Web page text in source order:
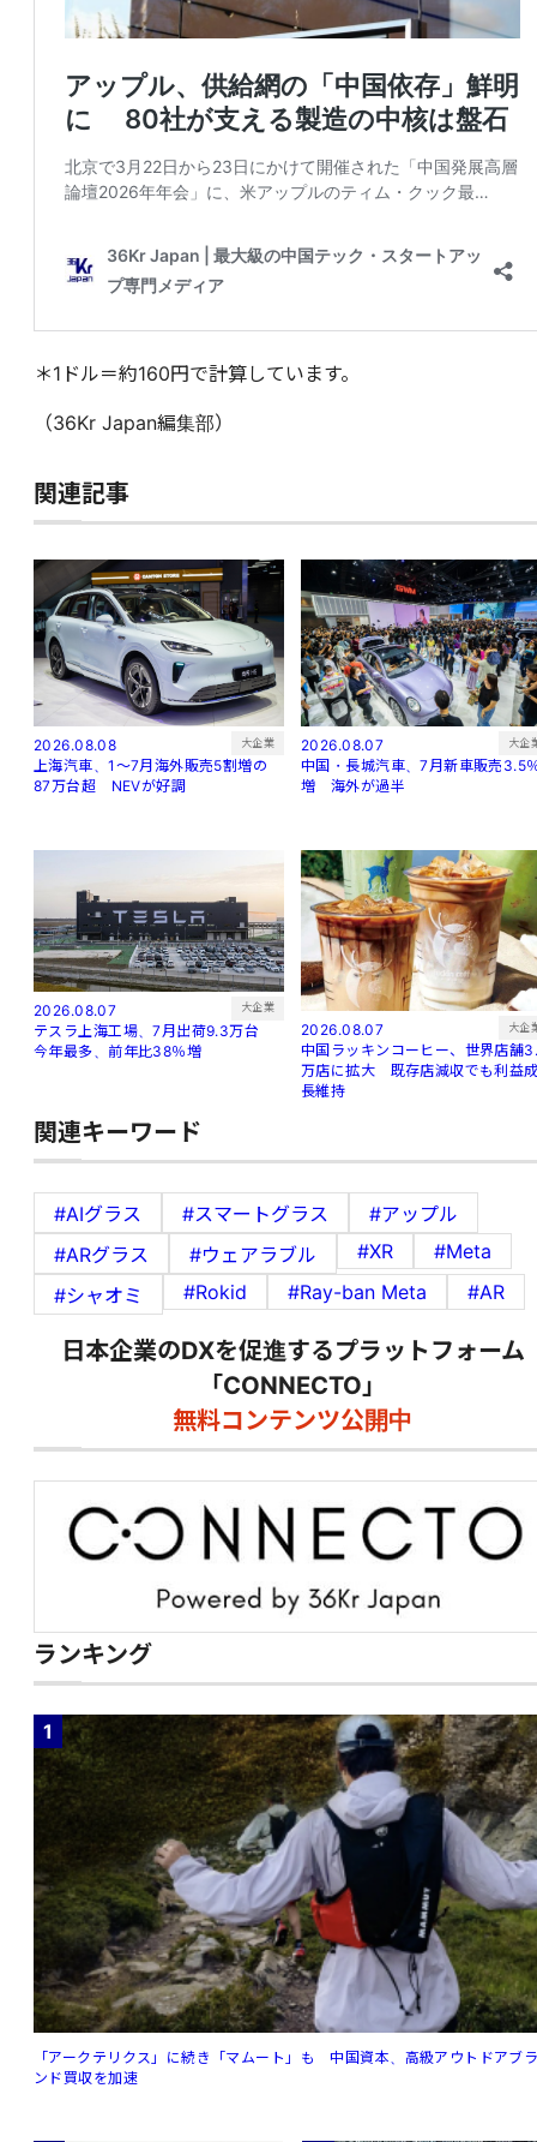
＊1ドル＝約160円で計算しています。
（36Kr Japan編集部）
関連記事
2026.08.08 大企業
上海汽車、1～7月海外販売5割増の
87万台超 NEVが好調
2026.08.07 大企
中国・長城汽車、7月新車販売3.5
増 海外が過半
2026.08.07 大企業
テスラ上海工場、7月出荷9.3万台
今年最多、前年比38％増
2026.08.07 大企
中国ラッキンコーヒー、世界店舗
万店に拡大 既存店減収でも利益
長維持
関連キーワード
#AIグラス #スマートグラス
#アップル
#ARグラス
#ウェアラブル #XR
#Meta
#シャオミ
#Rokid #Ray-ban Meta #AR
日本企業のDXを促進するプラットフォーム
「CONNECTO」
無料コンテンツ公開中
ランキング
1
「アークテリクス」に続き「マムート」も 中国資本、高級アウトドアブ
ンド買収を加速